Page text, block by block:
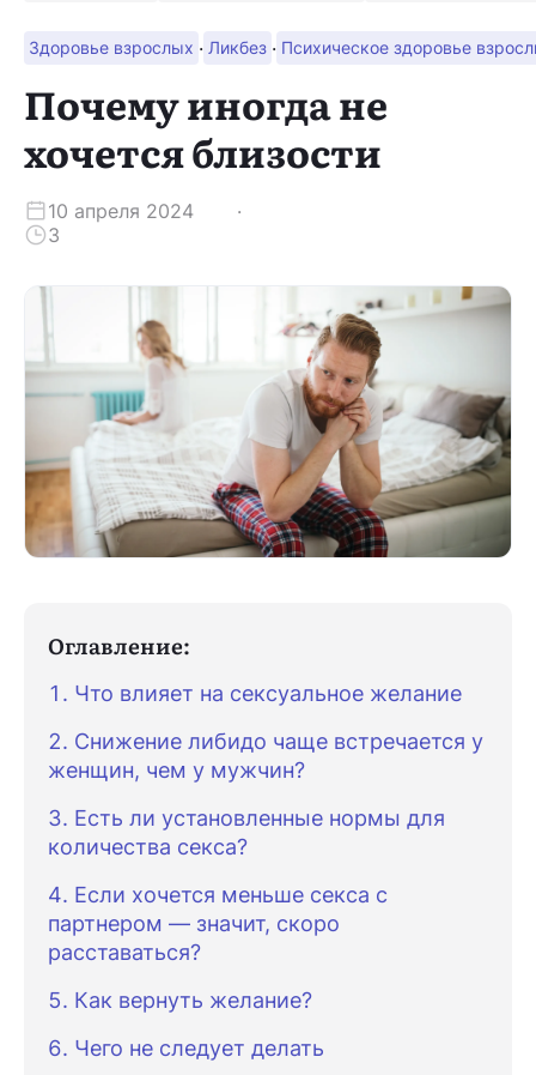
Здоровье взрослых · Ликбез · Психическое здоровье
Почему иногда не
хочется близости
10 апреля 2024
3
Оглавление:
Что влияет на сексуальное желание
Снижение либидо чаще встречается у
женщин, чем у мужчин?
Есть ли установленные нормы для
количества секса?
Если хочется меньше секса с
партнером — значит, скоро
расставаться?
Как вернуть желание?
Чего не следует делать